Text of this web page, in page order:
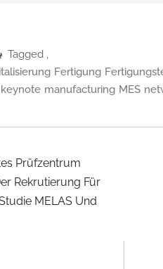
Tagged ,
Fertigung
keynote manufacturing MES
Prüfzentrum
Rekrutierung Für
MELAS Und